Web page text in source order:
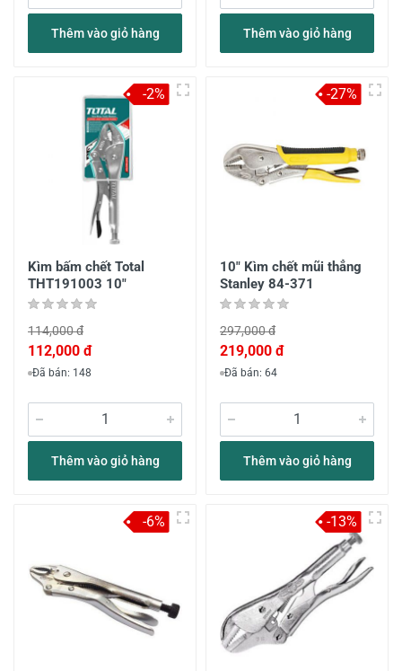
Thêm vào giỏ hàng Thêm vào giỏ hàng
Kìm bấm chết Total
THT191003 10"
114,000 đ
112,000 đ
Đã bán: 148
Thêm vào giỏ hàng
-2%
10" Kìm chết mũi thẳng
Stanley 84-371
297,000 đ
219,000 đ
Đã bán: 64
Thêm vào giỏ hàng
-27%
-6% -13%